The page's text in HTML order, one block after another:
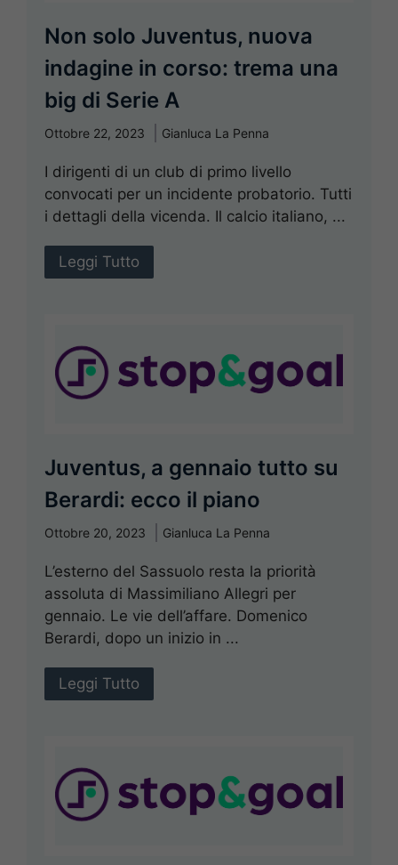
Non solo Juventus, nuova
indagine in corso: trema una
big di Serie A
Ottobre 22, 2023 Gianluca La Penna
I dirigenti di un club di primo livello
convocati per un incidente probatorio. Tutti
i dettagli della vicenda. Il calcio italiano, ...
Leggi Tutto
Juventus, a gennaio tutto su
Berardi: ecco il piano
Ottobre 20, 2023 Gianluca La Penna
L’esterno del Sassuolo resta la priorità
assoluta di Massimiliano Allegri per
gennaio. Le vie dell’affare. Domenico
Berardi, dopo un inizio in ...
Leggi Tutto